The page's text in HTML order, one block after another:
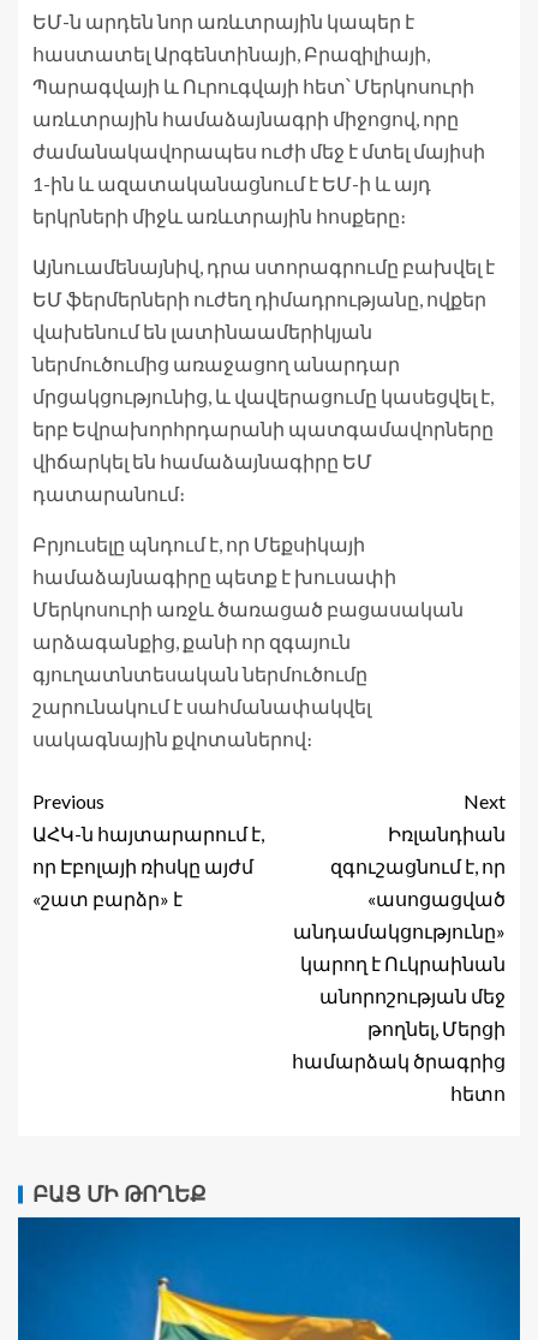
ԵՄ-ն արդեն նոր առևտրային կապեր է
հաստատել Արգենտինայի, Բրազիլիայի,
Պարագվայի և Ուրուգվայի հետ՝ Մերկոսուրի
առևտրային համաձայնագրի միջոցով, որը
ժամանակավորապես ուժի մեջ է մտել մայիսի
1-ին և ազատականացնում է ԵՄ-ի և այդ
երկրների միջև առևտրային հոսքերը։
Այնուամենայնիվ, դրա ստորագրումը բախվել է
ԵՄ ֆերմերների ուժեղ դիմադրությանը, ովքեր
վախենում են լատինաամերիկյան
ներմուծումից առաջացող անարդար
մրցակցությունից, և վավերացումը կասեցվել է,
երբ Եվրախորհրդարանի պատգամավորները
վիճարկել են համաձայնագիրը ԵՄ
դատարանում։
Բրյուսելը պնդում է, որ Մեքսիկայի
համաձայնագիրը պետք է խուսափի
Մերկոսուրի առջև ծառացած բացասական
արձագանքից, քանի որ զգայուն
գյուղատնտեսական ներմուծումը
շարունակում է սահմանափակվել
սակագնային քվոտաներով։
Previous
ԱՀԿ-ն հայտարարում է,
որ Էբոլայի ռիսկը այժմ
«շատ բարձր» է
Next
Իռլանդիան
զգուշացնում է, որ
«ասոցացված
անդամակցությունը»
կարող է Ուկրաինան
անորոշության մեջ
թողնել, Մերցի
համարձակ ծրագրից
հետո
ԲԱՑ ՄԻ ԹՈՂԵՔ